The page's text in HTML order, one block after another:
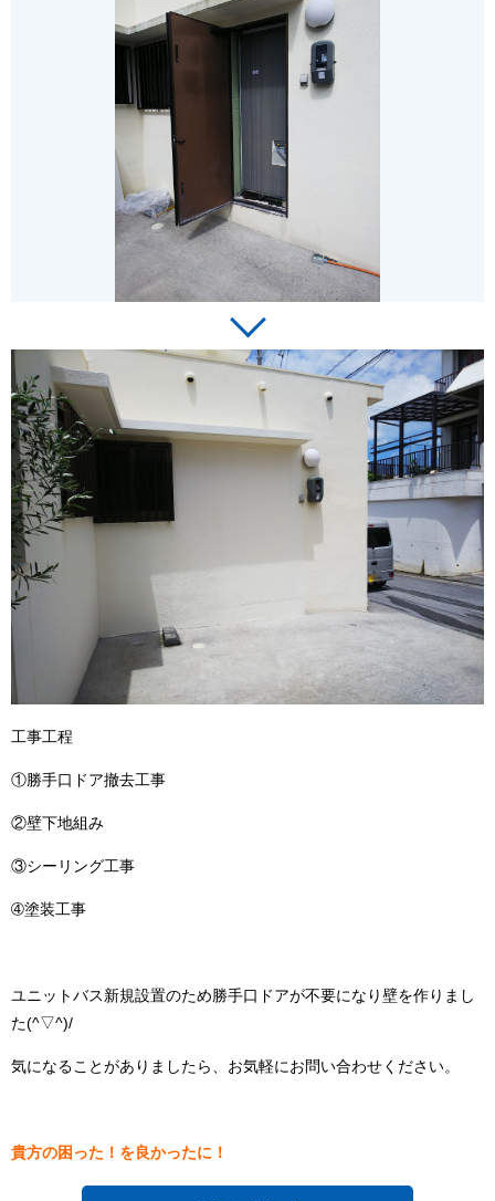
工事工程
①勝手口ドア撤去工事
②壁下地組み
③シーリング工事
➃塗装工事
ユニットバス新規設置のため勝手口ドアが不要になり壁を作りまし
た(^▽^)/
気になることがありましたら、お気軽にお問い合わせください。
貴方の困った！を良かったに！